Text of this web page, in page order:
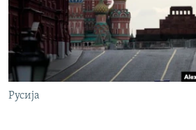
РСЕ веб страници
Русија